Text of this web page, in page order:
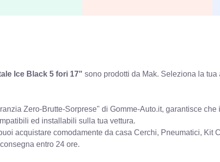
Ice Black 5 fori 17" sono prodotti da Mak. Seleziona la tua
Zero-Brutte-Sorprese" di Gomme-Auto.it, garantisce che
ed installabili sulla tua vettura.
acquistare comodamente da casa Cerchi, Pneumatici, Kit
entro 24 ore.